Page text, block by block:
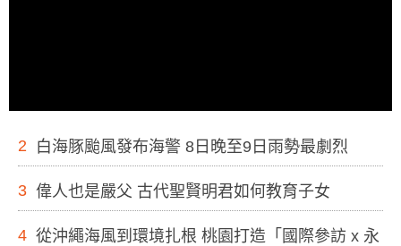
2 白海豚颱風發布海警 8日晚至9日雨勢最劇烈
3 偉人也是嚴父 古代聖賢明君如何教育子女
4 從沖繩海風到環境扎根 桃園打造「國際參訪 x 永